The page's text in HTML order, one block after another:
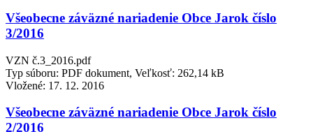
Všeobecne záväzné nariadenie Obce Jarok číslo
3/2016
VZN č.3_2016.pdf
Typ súboru: PDF dokument, Veľkosť: 262,14 kB
Vložené: 17. 12. 2016
Všeobecne záväzné nariadenie Obce Jarok číslo
2/2016